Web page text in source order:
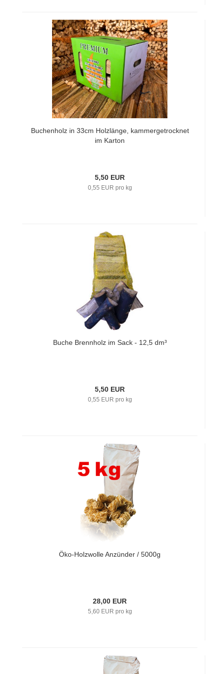
Buchenholz in 33cm Holzlänge, kammergetrocknet
im Karton
5,50 EUR
0,55 EUR pro kg
Buche Brennholz im Sack - 12,5 dm³
5,50 EUR
0,55 EUR pro kg
Öko-Holzwolle Anzünder / 5000g
28,00 EUR
5,60 EUR pro kg